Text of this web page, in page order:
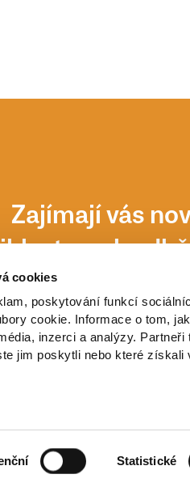
cookies
poskytování funkcí
cookie. Informace o tom,
inzerci a analýzy. Partneři
jim poskytli nebo které získali
Statistické
Zajímají vás
se k